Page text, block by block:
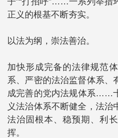
正义的根基不断夯实。
以法为纲，崇法善治。
加快形成完备的法律规范
系、严密的法治监督体系、
成完善的党内法规体系……
义法治体系不断健全，法治
法治固根本、稳预期、利
挥。